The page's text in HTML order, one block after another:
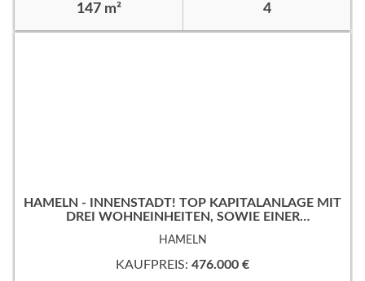
147 m² 4
HAMELN - INNENSTADT! TOP KAPITALANLAGE MIT
DREI WOHNEINHEITEN, SOWIE EINER
HAMELN
KAUFPREIS: 476.000 €